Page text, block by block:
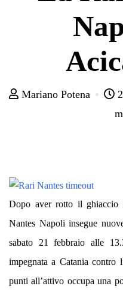
Mariano Potena
Dopo aver rotto il ghiaccio
Nantes Napoli insegue
sabato 21 febbraio alle
impegnata a Catania contro
punti all’attivo occupa una